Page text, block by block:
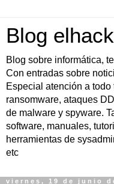
Blog
Blog sobre informática,
Con entradas sobre
Especial atención a todo
ransomware, ataques
de malware y spyware.
software, manuales,
herramientas de
etc
viernes, 19 de junio